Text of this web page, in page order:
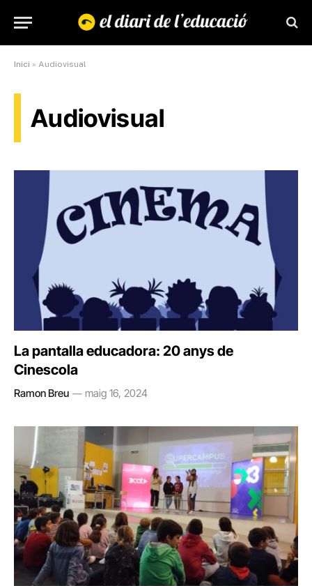
Inici » Audiovisual
Audiovisual
La pantalla educadora: 20 anys de
Cinescola
Ramon Breu maig 16, 2024